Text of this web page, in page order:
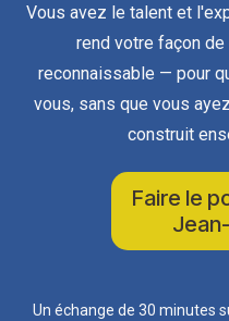
Vous avez le talent et
rend votre façon
reconnaissable — pour
vous, sans que vous
construit
Faire le
Un échange de 30 minutes